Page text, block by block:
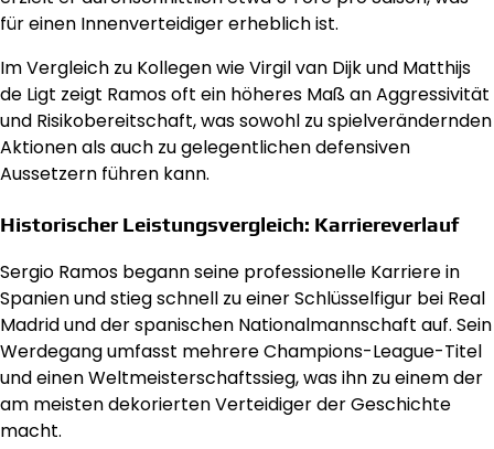
für einen Innenverteidiger erheblich ist.
Im Vergleich zu Kollegen wie Virgil van Dijk und Matthijs
de Ligt zeigt Ramos oft ein höheres Maß an Aggressivität
und Risikobereitschaft, was sowohl zu spielverändernden
Aktionen als auch zu gelegentlichen defensiven
Aussetzern führen kann.
Historischer Leistungsvergleich: Karriereverlauf
Sergio Ramos begann seine professionelle Karriere in
Spanien und stieg schnell zu einer Schlüsselfigur bei Real
Madrid und der spanischen Nationalmannschaft auf. Sein
Werdegang umfasst mehrere Champions-League-Titel
und einen Weltmeisterschaftssieg, was ihn zu einem der
am meisten dekorierten Verteidiger der Geschichte
macht.